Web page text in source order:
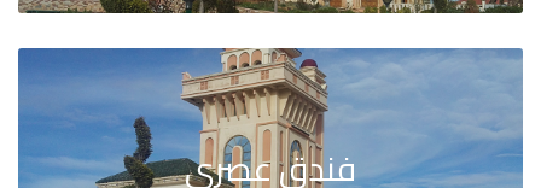
فندق عصري